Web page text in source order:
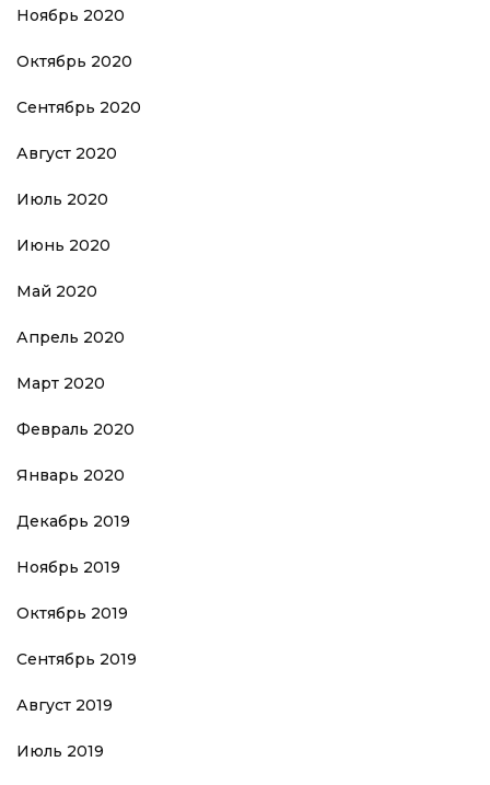
Ноябрь 2020
Октябрь 2020
Сентябрь 2020
Август 2020
Июль 2020
Июнь 2020
Май 2020
Апрель 2020
Март 2020
Февраль 2020
Январь 2020
Декабрь 2019
Ноябрь 2019
Октябрь 2019
Сентябрь 2019
Август 2019
Июль 2019